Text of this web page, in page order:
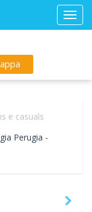
e casuals
Perugia -